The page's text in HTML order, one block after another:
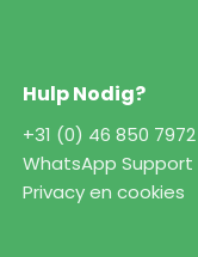
Hulp Nodig?
+31 (0) 46 850 7972
WhatsApp Support
Privacy en cookies